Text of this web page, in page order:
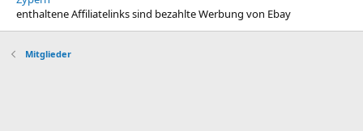
enthaltene Affiliatelinks sind bezahlte Werbung von Ebay
Mitglieder